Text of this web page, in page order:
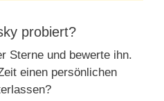
probiert?
Sterne und bewerte ihn.
einen persönlichen